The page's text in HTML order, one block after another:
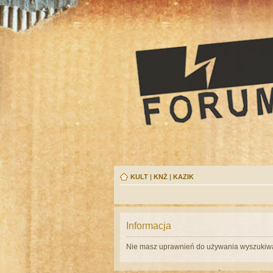
KULT | KNŻ | KAZIK
Informacja
Nie masz uprawnień do używania